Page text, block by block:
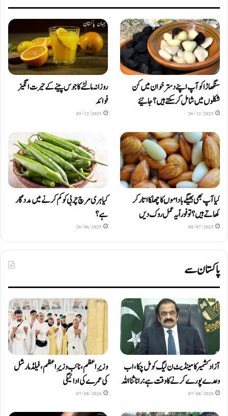
سنگھاڑا کو آپ اپنے دستر خوان میں کن
شکلوں میں شامل کرسکتے ہیں ؟ جانیئے
26/12/2025
روزانہ مالٹے کا جوس پینے کے حیرت انگیز
فوائد
05/12/2025
کیا آپ بھی بھیگے باداموں کا چھلکا اتار کر
کھاتے ہیں؟ تو فوراً یہ عمل روک دیں
08/07/2025
کیا ہری مرچ چربی کو کم کرنے میں مددگار
ہے؟
26/06/2025
پاکستان سے
آزاد کشمیر کا مینڈیٹ ن لیگ کو مل چکا، اب
وعدے پورے کرنے کا وقت ہے: رانا ثنا اللہ
07/08/2026
وزیرِاعظم، نائب وزیرِ اعظم، فیلڈ مارشل
کی عمرے کی ادائیگی
07/08/2026